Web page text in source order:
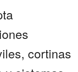
cortinas